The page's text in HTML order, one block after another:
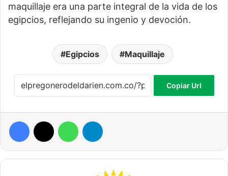
maquillaje era una parte integral de la vida de los
egipcios, reflejando su ingenio y devoción.
Egipcios Maquillaje
Copiar Url
Facebook WhatsApp